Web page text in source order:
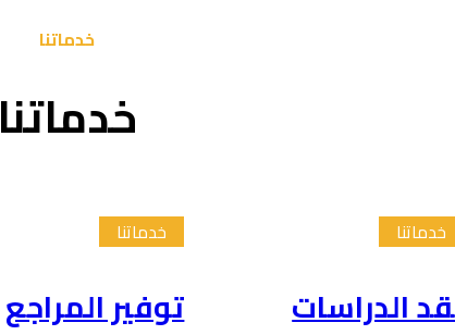
خدماتنا
خدماتنا
خدماتنا
الدراسات
خدماتنا
توفير المراجع